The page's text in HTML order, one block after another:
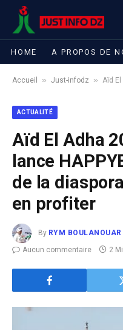
HOME A PROPOS DE
Accueil » Just-infodz » Aïd El Adha
ACTUALITÉ
Aïd El Adha
lance
de la
en profiter
By RYM BOULANOUAR
Aucun commentaire
2